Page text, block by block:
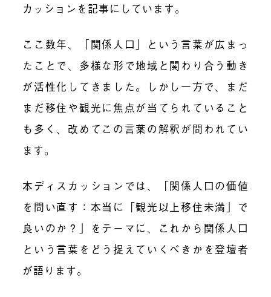
カッションを記事にしています。
ここ数年、「関係人口」という言葉が広まっ
たことで、多様な形で地域と関わり合う動き
が活性化してきました。しかし一方で、まだ
まだ移住や観光に焦点が当てられていること
も多く、改めてこの言葉の解釈が問われてい
ます。
本ディスカッションでは、「関係人口の価値
を問い直す：本当に「観光以上移住未満」で
良いのか？」をテーマに、これから関係人口
という言葉をどう捉えていくべきかを登壇者
が語ります。